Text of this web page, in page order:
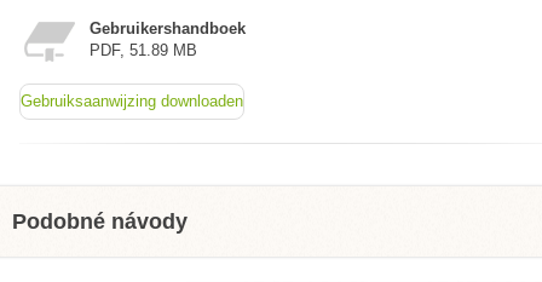
Gebruikershandboek
PDF, 51.89 MB
Gebruiksaanwijzing downloaden
Podobné návody